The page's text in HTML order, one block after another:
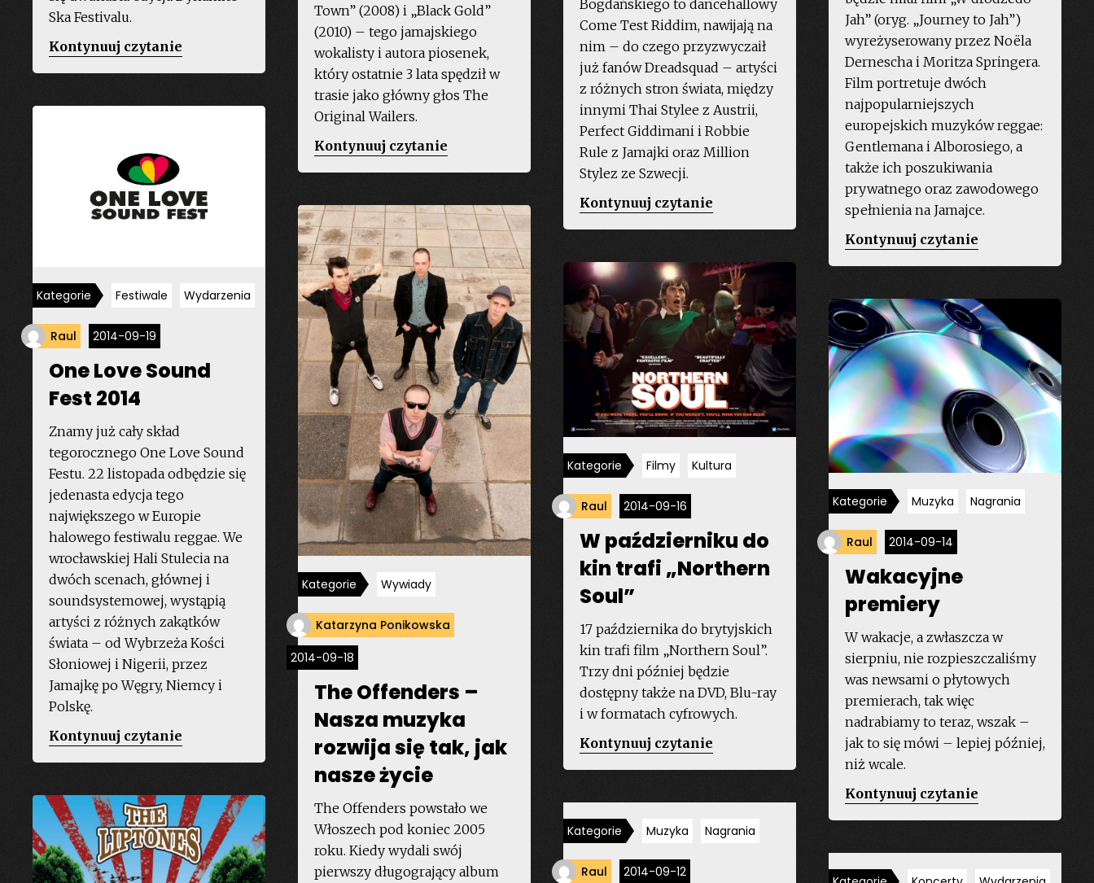
Ska Festivalu.
Kontynuuj czytanie
2014”
Town” (2008) i „Black Gold”
(2010) – tego jamajskiego
wokalisty i autora piosenek,
który ostatnie 3 lata spędził w
trasie jako główny głos The
Original Wailers.
Kontynuuj czytanie
Dangerously
Roots”
Bogdańskiego to dancehallowy
Come Test Riddim, nawijają na
nim – do czego przyzwyczaił
już fanów Dreadsquad – artyści
z różnych stron świata, między
innymi Thai Stylee z Austrii,
Perfect Giddimani i Robbie
Rule z Jamajki oraz Million
Stylez ze Szwecji.
Kontynuuj czytanie
Test
Riddim”
Jah” (oryg. „Journey to Jah”)
wyreżyserowany przez Noëla
Dernescha i Moritza Springera.
Film portretuje dwóch
najpopularniejszych
europejskich muzyków reggae:
Gentlemana i Alborosiego, a
także ich poszukiwania
prywatnego oraz zawodowego
spełnienia na Jamajce.
Kontynuuj czytanie
to
Jah””
Kategorie Festiwale Wydarzenia
Raul 2014-09-19
One Love Sound
Fest 2014
Znamy już cały skład
tegorocznego One Love Sound
Festu. 22 listopada odbędzie się
jedenasta edycja tego
największego w Europie
halowego festiwalu reggae. We
wrocławskiej Hali Stulecia na
dwóch scenach, głównej i
soundsystemowej, wystąpią
artyści z różnych zakątków
świata – od Wybrzeża Kości
Słoniowej i Nigerii, przez
Jamajkę po Węgry, Niemcy i
Polskę.
Kontynuuj czytanie
Fest
2014”
Kategorie Wywiady
Katarzyna Ponikowska
2014-09-18
The Offenders –
Nasza muzyka
rozwija się tak, jak
nasze życie
The Offenders powstało we
Włoszech pod koniec 2005
roku. Kiedy wydali swój
pierwszy długogrający album
Kategorie Filmy Kultura
Raul 2014-09-16
W październiku do
kin trafi „Northern
Soul”
17 października do brytyjskich
kin trafi film „Northern Soul”.
Trzy dni później będzie
dostępny także na DVD, Blu-ray
i w formatach cyfrowych.
Kontynuuj czytanie
październiku
kin
trafi
Kategorie Muzyka Nagrania
Raul 2014-09-14
Wakacyjne
premiery
W wakacje, a zwłaszcza w
sierpniu, nie rozpieszczaliśmy
was newsami o płytowych
premierach, tak więc
nadrabiamy to teraz, wszak –
jak to się mówi – lepiej później,
niż wcale.
Kontynuuj czytanie
Kategorie Muzyka Nagrania
Raul 2014-09-12